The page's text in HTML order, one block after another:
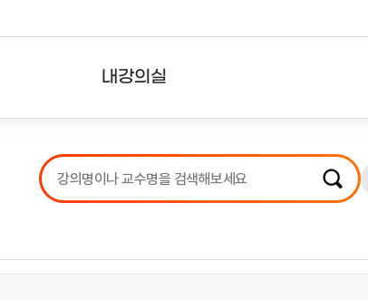
내강의실
강의리스트
수강확인증강의